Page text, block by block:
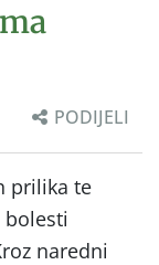
PODIJELI
prilika te
naredni